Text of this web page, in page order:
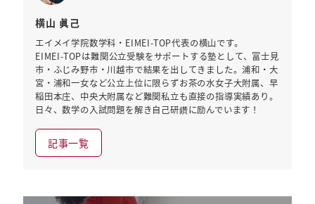
横山 眞己
エイメイ学院数学科・EIMEI-TOP代表の横山です。
EIMEI-TOPは難関公立受験をサポートする塾として、富士見
市・ふじみ野市・川越市で結果を出してきました。浦和・大
宮・浦和一女など公立上位に限らずお茶の水女子大附属、早
稲田本庄、中央大附属など難関私立も直接の指導実績あり。
日々、数学の入試問題を解き自己研鑽に励んでいます！
記事一覧